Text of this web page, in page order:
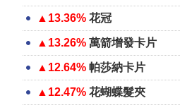
▲13.36% 花冠
▲13.26% 萬箭增發卡片
▲12.64% 帕莎納卡片
▲12.47% 花蝴蝶髮夾